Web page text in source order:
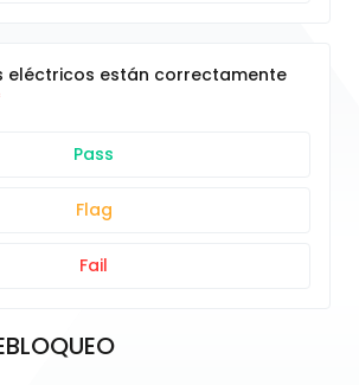
eléctricos están correctamente
Pass
Flag
Fail